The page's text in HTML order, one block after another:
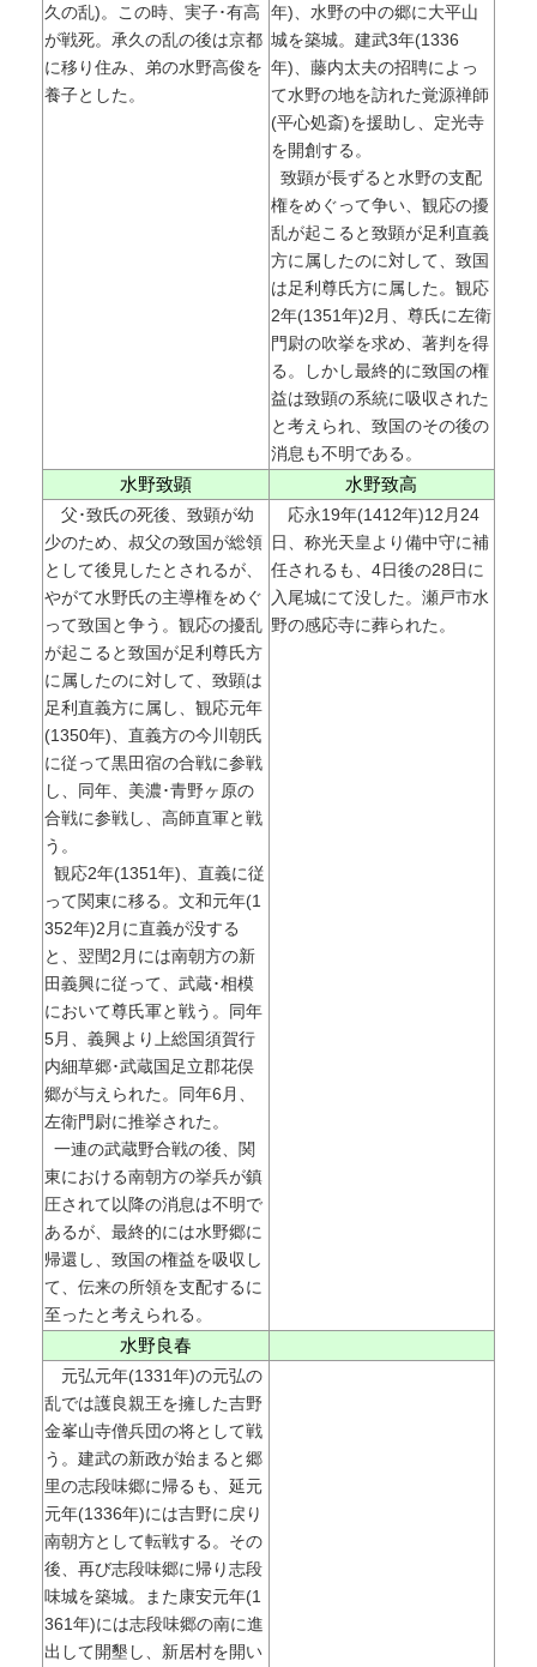
久の乱)。この時、実子･有高
が戦死。承久の乱の後は京都
に移り住み、弟の水野高俊を
養子とした。
年)、水野の中の郷に大平山
城を築城。建武3年(1336
年)、藤内太夫の招聘によっ
て水野の地を訪れた覚源禅師
(平心処斎)を援助し、定光寺
を開創する。
致顕が長ずると水野の支配
権をめぐって争い、観応の擾
乱が起こると致顕が足利直義
方に属したのに対して、致国
は足利尊氏方に属した。観応
2年(1351年)2月、尊氏に左衛
門尉の吹挙を求め、著判を得
る。しかし最終的に致国の権
益は致顕の系統に吸収された
と考えられ、致国のその後の
消息も不明である。
水野致顕
水野致高
父･致氏の死後、致顕が幼
少のため、叔父の致国が総領
として後見したとされるが、
やがて水野氏の主導権をめぐ
って致国と争う。観応の擾乱
が起こると致国が足利尊氏方
に属したのに対して、致顕は
足利直義方に属し、観応元年
(1350年)、直義方の今川朝氏
に従って黒田宿の合戦に参戦
し、同年、美濃･青野ヶ原の
合戦に参戦し、高師直軍と戦
う。
観応2年(1351年)、直義に従
って関東に移る。文和元年(1
352年)2月に直義が没する
と、翌閏2月には南朝方の新
田義興に従って、武蔵･相模
において尊氏軍と戦う。同年
5月、義興より上総国須賀行
内細草郷･武蔵国足立郡花俣
郷が与えられた。同年6月、
左衛門尉に推挙された。
一連の武蔵野合戦の後、関
東における南朝方の挙兵が鎮
圧されて以降の消息は不明で
あるが、最終的には水野郷に
帰還し、致国の権益を吸収し
て、伝来の所領を支配するに
至ったと考えられる。
応永19年(1412年)12月24
日、称光天皇より備中守に補
任されるも、4日後の28日に
入尾城にて没した。瀬戸市水
野の感応寺に葬られた。
水野良春
元弘元年(1331年)の元弘の
乱では護良親王を擁した吉野
金峯山寺僧兵団の将として戦
う。建武の新政が始まると郷
里の志段味郷に帰るも、延元
元年(1336年)には吉野に戻り
南朝方として転戦する。その
後、再び志段味郷に帰り志段
味城を築城。また康安元年(1
361年)には志段味郷の南に進
出して開墾し、新居村を開い